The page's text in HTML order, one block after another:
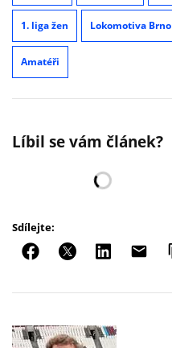
1. liga žen Lokomotiva Brno
Amatéři
Líbil se vám článek?
Sdílejte: